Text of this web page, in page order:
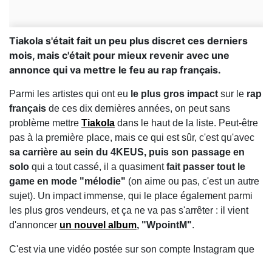
Tiakola s'était fait un peu plus discret ces derniers
mois, mais c'était pour mieux revenir avec une
annonce qui va mettre le feu au rap français.
Parmi les artistes qui ont eu le plus gros impact sur le rap
français de ces dix dernières années, on peut sans
problème mettre Tiakola dans le haut de la liste. Peut-être
pas à la première place, mais ce qui est sûr, c'est qu'avec
sa carrière au sein du 4KEUS, puis son passage en
solo qui a tout cassé, il a quasimentfait passer tout le
game en mode "mélodie" (on aime ou pas, c'est un autre
sujet). Un impact immense, qui le place également parmi
les plus gros vendeurs, et ça ne va pas s'arrêter : il vient
d'annoncer un nouvel album, "WpointM".
C'est via une vidéo postée sur son compte Instagram que